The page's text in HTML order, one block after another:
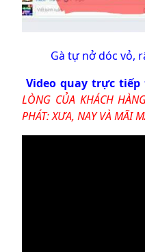
Gà tự nở dóc vỏ,
Video quay trực tiếp
LÒNG CỦA KHÁCH
PHÁT: XƯA, NAY VÀ MÃI